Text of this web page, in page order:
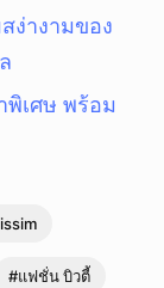
ง่างามของ
พิเศษ พร้อม
#แฟชั่น บิวตี้